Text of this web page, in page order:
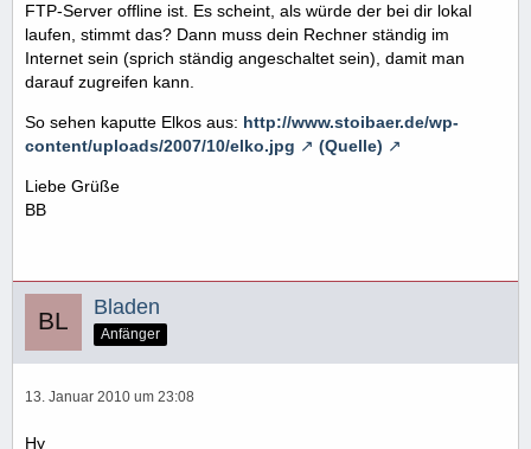
FTP-Server offline ist. Es scheint, als würde der bei dir lokal
laufen, stimmt das? Dann muss dein Rechner ständig im
Internet sein (sprich ständig angeschaltet sein), damit man
darauf zugreifen kann.
So sehen kaputte Elkos aus: http://www.stoibaer.de/wp-
content/uploads/2007/10/elko.jpg
(Quelle)
Liebe Grüße
BB
Bladen
Anfänger
13. Januar 2010 um 23:08
Hy